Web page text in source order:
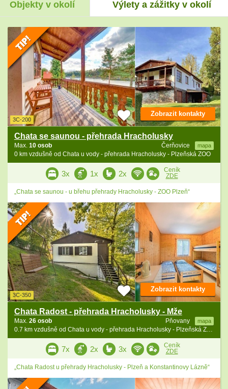
Objekty v okolí Výlety a zážitky v okolí
3C-200
Chata se saunou - přehrada Hracholusky
Čerňovice mapa
Max. 10 osob
0 km vzdušně od Chata u vody - přehrada Hracholusky - Plzeňská ZOO
Zobrazit kontakty
3x 1x 2x
Ceník
ZDE
„Chata se saunou - u břehu přehrady Hracholusky - ZOO Plzeň“
3C-350
Chata Radost - přehrada Hracholusky - Mže
Pňovany mapa
Max. 26 osob
0.7 km vzdušně od Chata u vody - přehrada Hracholusky - Plzeňská ZOO
Zobrazit kontakty
7x 2x 3x
Ceník
ZDE
„Chata Radost u přehrady Hracholusky - Plzeň a Konstantinovy Lázně“